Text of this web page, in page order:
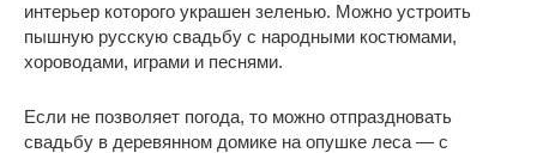
интерьер которого украшен зеленью. Можно устроить
пышную русскую свадьбу с народными костюмами,
хороводами, играми и песнями.
Если не позволяет погода, то можно отпраздновать
свадьбу в деревянном домике на опушке леса — с